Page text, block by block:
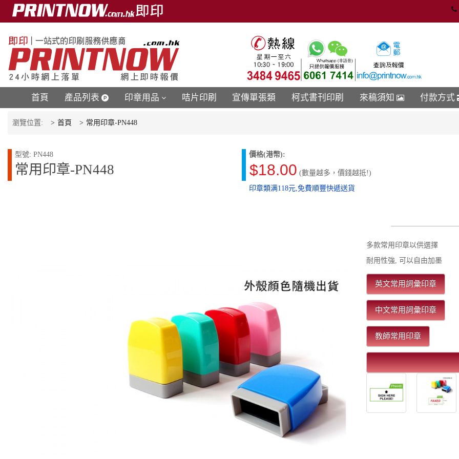
首頁 產品列表 印章用品 咭片印刷 宣傳單張類 柯式書刊印刷 來稿須知 付款方式
瀏覽位置: 首頁 常用印章-PN448
型號: PN448
常用印章-PN448
價格(港幣):
$18.00 (數量越多，價錢越抵!)
印章類满118元,免費順豐快遞送貨
多款常用印章以供選擇
耐用性強, 可以自由加墨
英文常用詞彙印章
中文常用詞彙印章
教師常用印章